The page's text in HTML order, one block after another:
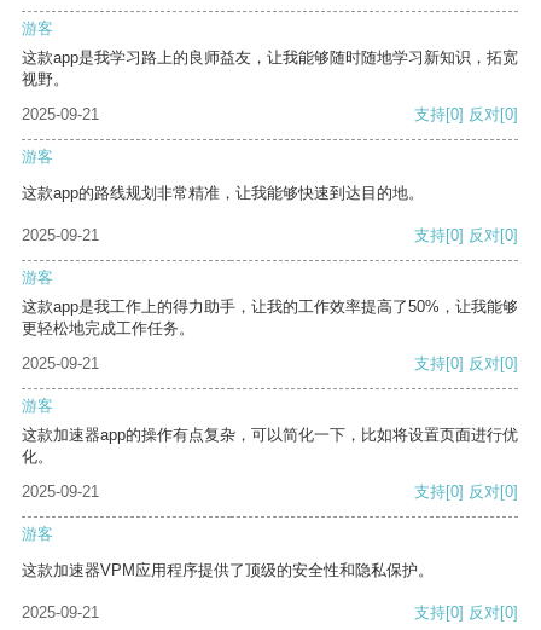
游客
这款app是我学习路上的良师益友，让我能够随时随地学习新知识，拓宽
视野。
2025-09-21
支持[0] 反对[0]
游客
这款app的路线规划非常精准，让我能够快速到达目的地。
2025-09-21 支持[0] 反对[0]
游客
这款app是我工作上的得力助手，让我的工作效率提高了50%，让我能够
更轻松地完成工作任务。
2025-09-21
支持[0] 反对[0]
游客
这款加速器app的操作有点复杂，可以简化一下，比如将设置页面进行优
化。
2025-09-21
支持[0] 反对[0]
游客
这款加速器VPM应用程序提供了顶级的安全性和隐私保护。
2025-09-21 支持[0] 反对[0]